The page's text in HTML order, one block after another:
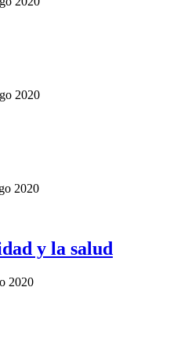
2020
2020
y la salud
2020